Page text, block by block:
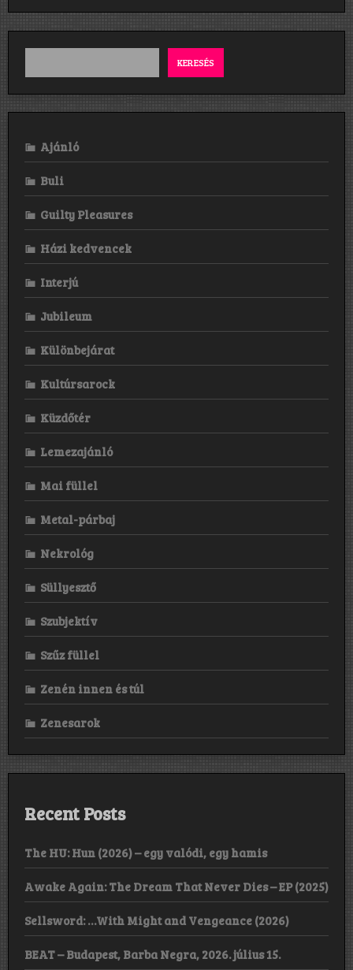
Destiny:
Masters
KERESÉS
Ajánló
Buli
Guilty Pleasures
Házi kedvencek
Interjú
Jubileum
Különbejárat
Kultúrsarock
Küzdőtér
Lemezajánló
Mai füllel
Metal-párbaj
Nekrológ
Süllyesztő
Szubjektív
Szűz füllel
Zenén innen és túl
Zenesarok
Recent Posts
The HU: Hun (2026) – egy valódi, egy hamis
Awake Again: The Dream That Never Dies – EP (2025)
Sellsword: …With Might and Vengeance (2026)
BEAT – Budapest, Barba Negra, 2026. július 15.